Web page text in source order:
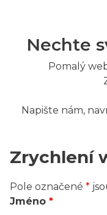
Nechte
Pomalý
Napište nám,
Zrychlení
Pole označené *
Jméno *